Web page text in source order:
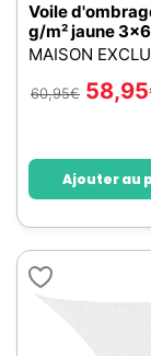
Voile
g/m² jaune
MAISON
60,95€ 58,95
Ajouter au